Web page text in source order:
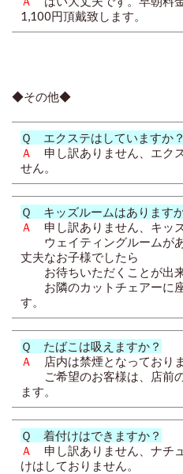
1,100円頂戴致します。
◆その他◆
Ｑ エクステはしていますか？
Ａ
申し訳ありません、エク
せん。
Ｑ キッズルームはあります
Ａ
申し訳ありません、キッ
ウェイティングルームが
丈夫なお子様でしたら
お待ちいただくことが出来
お隣のカットチェアーに座
す。
Ｑ たばこは吸えますか？
Ａ
店内は禁煙となっておりま
ご希望のお客様は、店前の
ます。
Ｑ 着付けはできますか？
Ａ
申し訳ありません、ナチ
けはしておりません。